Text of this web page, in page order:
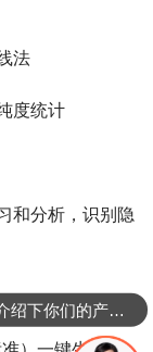
法
度统计
和分析，识别隐
可以介绍下你们的产品么